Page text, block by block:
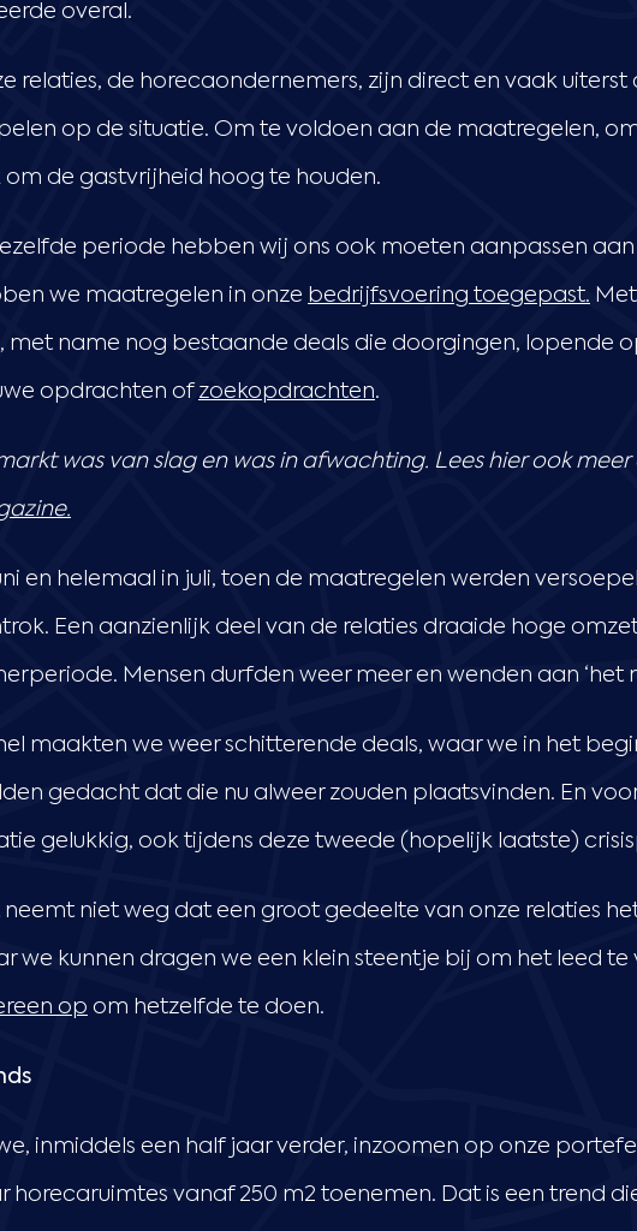
overal.
relaties, de horecaondernemers, zijn direct en vaak
op de situatie. Om te voldoen aan de maatregelen,
om de gastvrijheid hoog te houden.
periode hebben wij ons ook moeten aanpassen
we maatregelen in onze bedrijfsvoering toegepast.
met name nog bestaande deals die doorgingen, lopende
opdrachten of zoekopdrachten.
was van slag en was in afwachting. Lees hier ook meer
en helemaal in juli, toen de maatregelen werden
Een aanzienlijk deel van de relaties draaide hoge
Mensen durfden weer meer en wenden aan ‘het
maakten we weer schitterende deals, waar we in het
gedacht dat die nu alweer zouden plaatsvinden. En
gelukkig, ook tijdens deze tweede (hopelijk laatste)
neemt niet weg dat een groot gedeelte van onze relaties
we kunnen dragen we een klein steentje bij om het leed te
op om hetzelfde te doen.
inmiddels een half jaar verder, inzoomen op onze
horecaruimtes vanaf 250 m2 toenemen. Dat is een trend